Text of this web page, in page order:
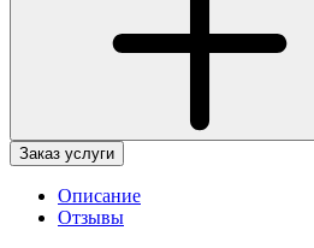
Заказ услуги
Описание
Отзывы